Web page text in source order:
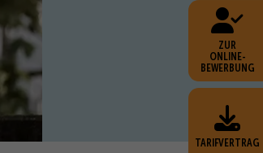
ZUR
ONLINE-
BEWERBUNG
TARIFVERTRAG